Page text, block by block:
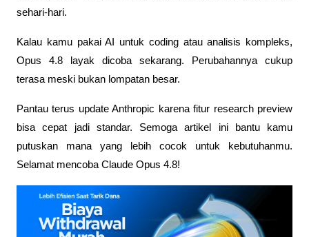
sehari-hari.
Kalau kamu pakai AI untuk coding atau analisis kompleks,
Opus 4.8 layak dicoba sekarang. Perubahannya cukup
terasa meski bukan lompatan besar.
Pantau terus update Anthropic karena fitur research preview
bisa cepat jadi standar. Semoga artikel ini bantu kamu
putuskan mana yang lebih cocok untuk kebutuhanmu.
Selamat mencoba Claude Opus 4.8!